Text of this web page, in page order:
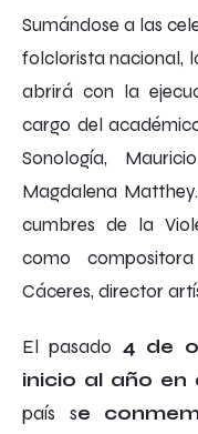
Sumándose a las
folclorista nacional,
abrirá con la
cargo del
Sonología,
Magdalena
cumbres de la
como
Cáceres, director
El pasado 4 de
inicio al año en
país se